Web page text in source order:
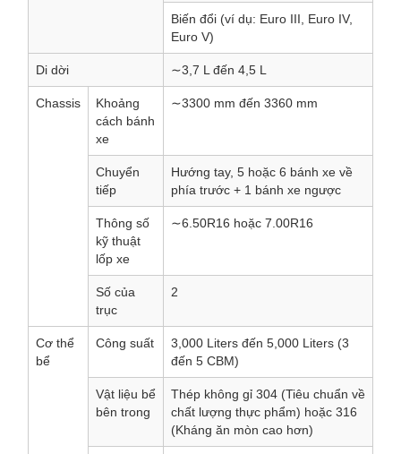
Biến đổi (ví dụ: Euro III, Euro IV,
Euro V)
Di dời ∼3,7 L đến 4,5 L
Chassis
Khoảng
cách bánh
xe
∼3300 mm đến 3360 mm
Chuyển
tiếp
Hướng tay, 5 hoặc 6 bánh xe về
phía trước + 1 bánh xe ngược
Thông số
kỹ thuật
lốp xe
∼6.50R16 hoặc 7.00R16
Số của
trục
2
Cơ thể
bể
Công suất
3,000 Liters đến 5,000 Liters (3
đến 5 CBM)
Vật liệu bể
bên trong
Thép không gỉ 304 (Tiêu chuẩn về
chất lượng thực phẩm) hoặc 316
(Kháng ăn mòn cao hơn)